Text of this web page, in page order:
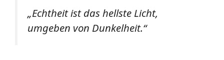
„Echtheit ist das hellste Licht,
umgeben von Dunkelheit.“